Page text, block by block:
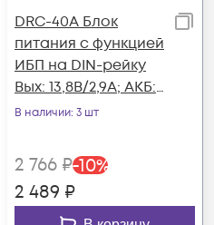
DRC-40A Блок
питания c функцией
ИБП на DIN-рейку
Вых: 13,8В/2,9А; АКБ:
13,8В/1А; 40Вт, Mean
В наличии: 3 шт
2 766 ₽-10%
2 489 ₽